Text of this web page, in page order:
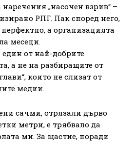
„насочен взрив“ –
РПГ. Пак според него,
а организацията
месеци.
един от най-добрите
а не на разбиращите от
които не слизат от
медии.
сачми, отрязали дърво
метри, е трябвало да
ми. За щастие, поради